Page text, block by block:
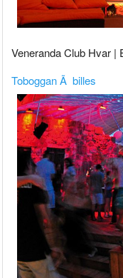
Veneranda Club Hvar |
Toboggan Ã billes